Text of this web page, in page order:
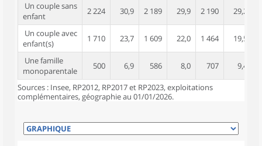
Un couple sans
enfant
2 224 30,9 2 189 29,9 2 190 29,2
Un couple avec
enfant(s)
1 710 23,7 1 609 22,0 1 464 19,5
Une famille
monoparentale
500 6,9 586 8,0 707 9,4
Sources : Insee, RP2012, RP2017 et RP2023, exploitations
complémentaires, géographie au 01/01/2026.